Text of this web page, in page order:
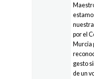
por el
Murcia
gesto
de un